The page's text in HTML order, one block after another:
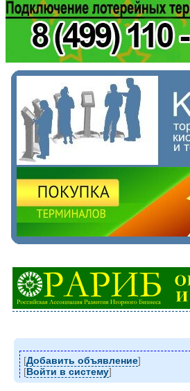
[Добавить объявление]
[Войти в систему]